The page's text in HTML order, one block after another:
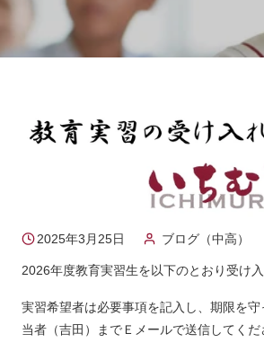
2025年3月25日 ブログ（中高）
2026年度教育実習生を以下のとおり受け入
実習希望者は必要事項を記入し、期限を守
当者（吉田）までＥメールで送信してくだ